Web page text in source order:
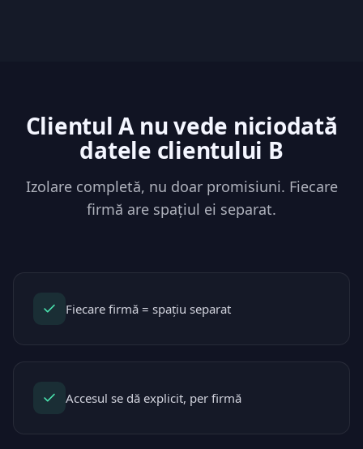
Clientul A nu vede niciodată
datele clientului B
Izolare completă, nu doar promisiuni. Fiecare
firmă are spațiul ei separat.
Fiecare firmă = spațiu separat
Accesul se dă explicit, per firmă